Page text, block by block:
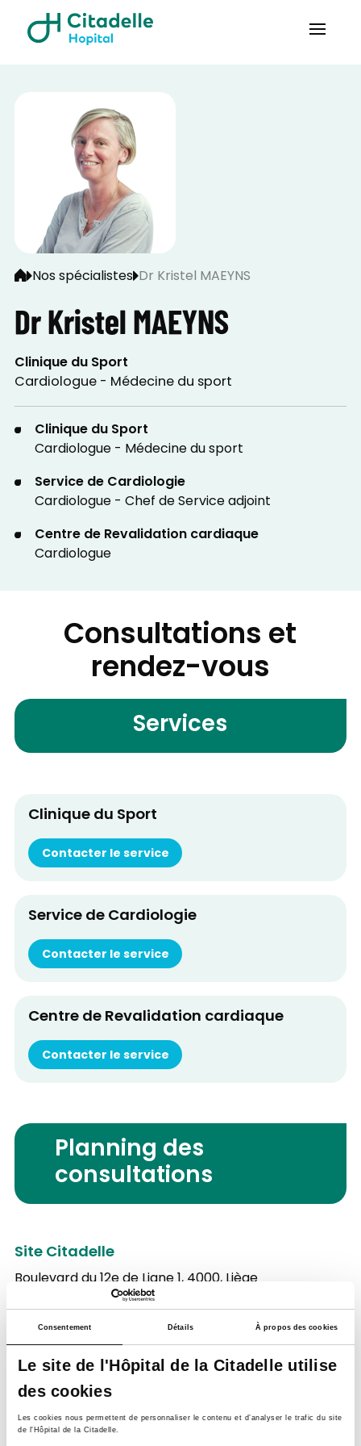
Consentement Détails À propos des cookies
Le site de l'Hôpital de la Citadelle utilise
des cookies
Les cookies nous permettent de personnaliser le contenu et d’analyser le trafic du site
de l'Hôpital de la Citadelle.
Nos spécialistes Dr Kristel MAEYNS
Dr Kristel MAEYNS
Clinique du Sport
Cardiologue - Médecine du sport
Clinique du Sport
Cardiologue - Médecine du sport
Service de Cardiologie
Cardiologue - Chef de Service adjoint
Centre de Revalidation cardiaque
Cardiologue
Consultations et
rendez-vous
Services
Clinique du Sport
Contacter le service
Service de Cardiologie
Contacter le service
Centre de Revalidation cardiaque
Contacter le service
Planning des
consultations
Site Citadelle
Boulevard du 12e de Ligne 1,4000, Liège
Matin
Après-midi
Mardi